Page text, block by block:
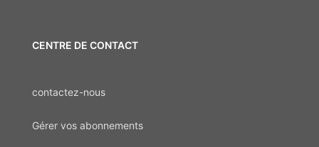
CENTRE DE CONTACT
contactez-nous
Gérer vos abonnements